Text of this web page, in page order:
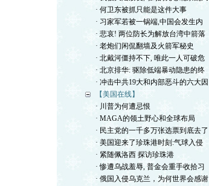
· 何卫东被抓只能是这件大事
· 习家军若被一锅端,中国会发生内
· 悲哀! 两位防长为解放台湾中箭落
· 老炮们闲侃翻墙及火箭军秘史
· 北戴河僵持不下, 唯此一人可破危
· 北京排华: 驱除低端暴动隐患的终
· 冲击中共19大和内部恶斗的六大因
【美国在线】
· 川普为何遭忌恨
· MAGA的领土野心和全球布局
· 民主党的一千多万张选票到底去了
· 美国迎来了珍珠港时刻:气球入侵
· 紧随佩洛西 探访珍珠港
· 惨遭乌战羞辱, 普金会重手收拾习
· 俄国入侵乌克兰，为何世界会感谢